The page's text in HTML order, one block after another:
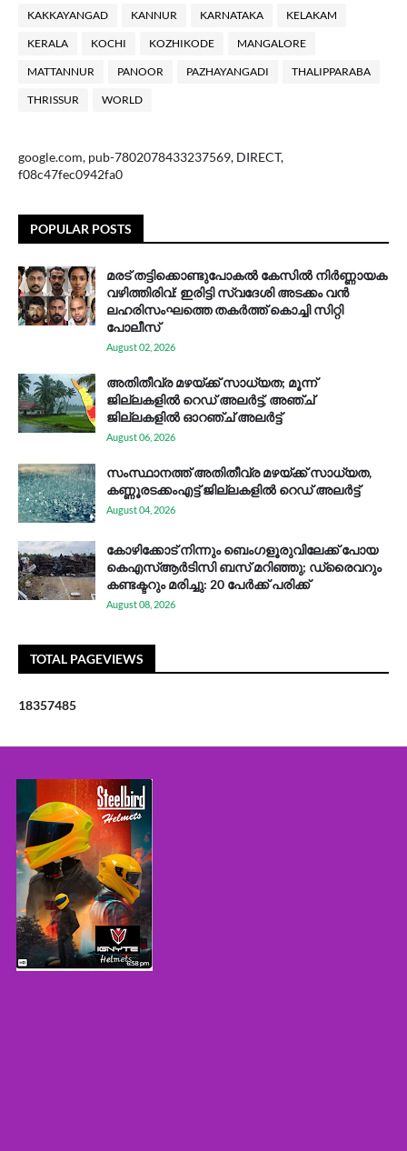
KAKKAYANGAD KANNUR KARNATAKA KELAKAM
KERALA KOCHI KOZHIKODE MANGALORE
MATTANNUR PANOOR PAZHAYANGADI THALIPPARABA
THRISSUR WORLD
google.com, pub-7802078433237569, DIRECT,
f08c47fec0942fa0
POPULAR POSTS
മരട് തട്ടിക്കൊണ്ടുപോകൽ കേസിൽ നിർണ്ണായക
വഴിത്തിരിവ്: ഇരിട്ടി സ്വദേശി അടക്കം വൻ
ലഹരിസംഘത്തെ തകർത്ത് കൊച്ചി സിറ്റി
പോലീസ്
August 02, 2026
അതിതീവ്ര മഴയ്ക്ക് സാധ്യത; മൂന്ന്
ജില്ലകളിൽ റെഡ് അലർട്ട്, അഞ്ച്
ജില്ലകളിൽ ഓറഞ്ച് അലർട്ട്
August 06, 2026
സം​സ്ഥാ​ന​ത്ത് അ​തി​തീ​വ്ര മ​ഴ​യ്ക്ക് സാ​ധ്യ​ത,
കണ്ണൂരടക്കംഎ​ട്ട് ജി​ല്ല​ക​ളി​ൽ റെ​ഡ് അ​ലർ​ട്ട്
August 04, 2026
കോഴിക്കോട് നിന്നും ബെംഗളൂരുവിലേക്ക് പോയ
കെഎസ്ആര്‍ടിസി ബസ് മറിഞ്ഞു; ഡ്രൈവറും
കണ്ടക്ടറും മരിച്ചു: 20 പേര്‍ക്ക് പരിക്ക്
August 08, 2026
TOTAL PAGEVIEWS
18357485